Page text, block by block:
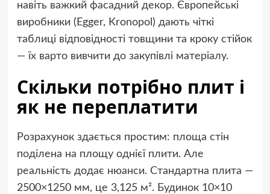
навіть важкий фасадний декор. Європейські
виробники (Egger, Kronopol) дають чіткі
таблиці відповідності товщини та кроку стійок
— їх варто вивчити до закупівлі матеріалу.
Скільки потрібно плит і
як не переплатити
Розрахунок здається простим: площа стін
поділена на площу однієї плити. Але
реальність додає нюанси. Стандартна плита —
2500×1250 мм, це 3,125 м². Будинок 10×10